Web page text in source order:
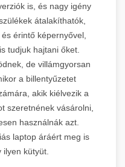
is, és nagy igény
átalakíthatók,
érintő képernyővel,
tudjuk hajtani őket.
de villámgyorsan
a billentyűzetet
akik kiélvezik a
szeretnének vásárolni,
használnák azt.
laptop áráért meg is
kütyüt.